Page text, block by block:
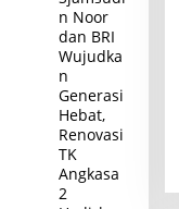
n Noor
dan BRI
Wujudka
n
Generasi
Hebat,
Renovasi
TK
Angkasa
2